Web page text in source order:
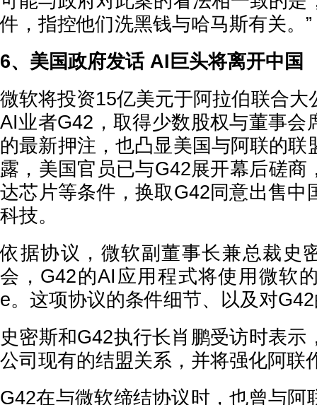
件，指控他们洗黑钱与哈马斯有关。”
6、美国政府发话 AI巨头将离开中国
微软将投资15亿美元于阿拉伯联合大
AI业者G42，取得少数股权与董事会
的最新押注，也凸显美国与阿联的联
露，美国官员已与G42展开幕后磋商
达芯片等条件，换取G42同意出售中
科技。
依据协议，微软副董事长兼总裁史
会，G42的AI应用程式将使用微软
e。这项协议的条件细节、以及对
史密斯和G42执行长肖鹏受访时表示
公司现有的结盟关系，并将强化阿联
G42在与微软缔结协议时，也曾与阿